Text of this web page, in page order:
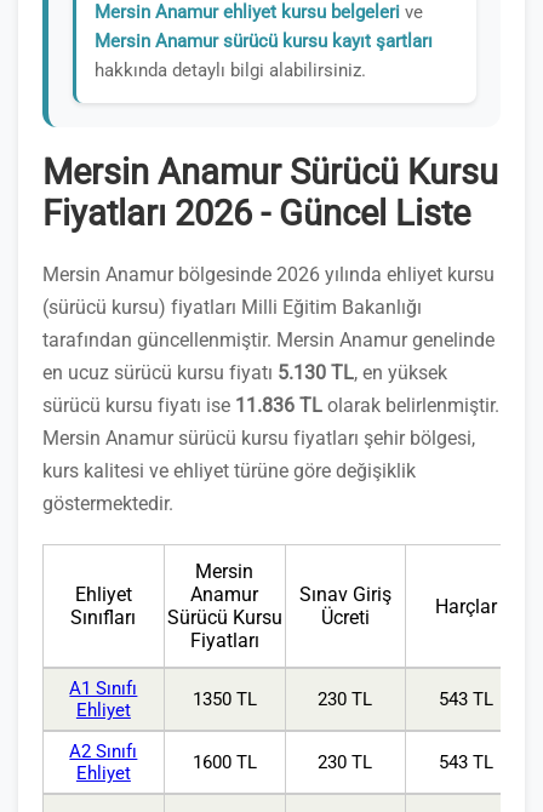
Mersin Anamur ehliyet kursu belgeleri ve
Mersin Anamur sürücü kursu kayıt şartları
hakkında detaylı bilgi alabilirsiniz.
Mersin Anamur Sürücü Kursu
Fiyatları 2026 - Güncel Liste
Mersin Anamur bölgesinde 2026 yılında ehliyet kursu
(sürücü kursu) fiyatları Milli Eğitim Bakanlığı
tarafından güncellenmiştir. Mersin Anamur genelinde
en ucuz sürücü kursu fiyatı 5.130 TL, en yüksek
sürücü kursu fiyatı ise 11.836 TL olarak belirlenmiştir.
Mersin Anamur sürücü kursu fiyatları şehir bölgesi,
kurs kalitesi ve ehliyet türüne göre değişiklik
göstermektedir.
Ehliyet
Sınıfları
Mersin
Anamur
Sürücü Kursu
Fiyatları
Sınav Giriş
Ücreti
Harçlar
A1 Sınıfı
Ehliyet
1350 TL 230 TL 543 TL
A2 Sınıfı
Ehliyet
1600 TL 230 TL 543 TL